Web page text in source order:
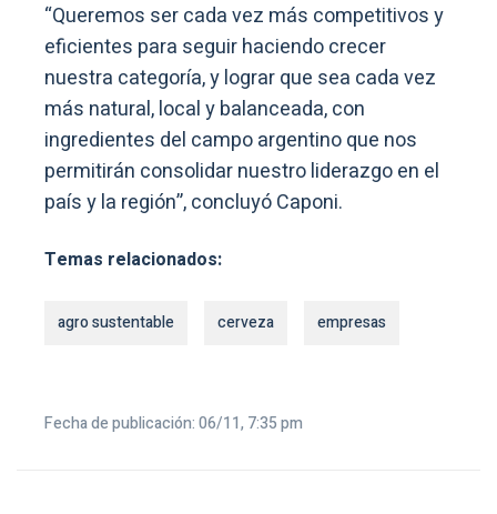
“Queremos ser cada vez más competitivos y
eficientes para seguir haciendo crecer
nuestra categoría, y lograr que sea cada vez
más natural, local y balanceada, con
ingredientes del campo argentino que nos
permitirán consolidar nuestro liderazgo en el
país y la región”, concluyó Caponi.
Temas relacionados:
agro sustentable cerveza empresas
Fecha de publicación: 06/11, 7:35 pm